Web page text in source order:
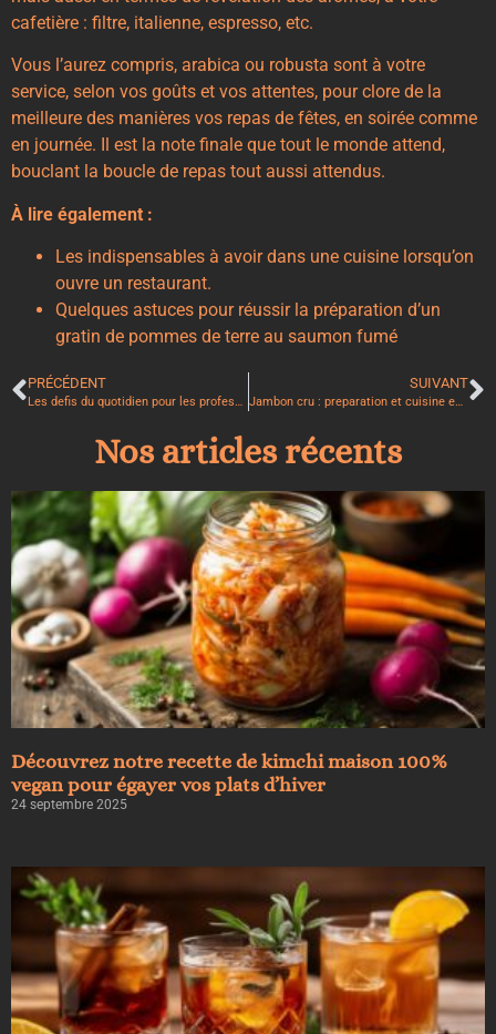
cafetière : filtre, italienne, espresso, etc.
Vous l’aurez compris, arabica ou robusta sont à votre
service, selon vos goûts et vos attentes, pour clore de la
meilleure des manières vos repas de fêtes, en soirée comme
en journée. Il est la note finale que tout le monde attend,
bouclant la boucle de repas tout aussi attendus.
À lire également :
Les indispensables à avoir dans une cuisine lorsqu’on
ouvre un restaurant.
Quelques astuces pour réussir la préparation d’un
gratin de pommes de terre au saumon fumé
PRÉCÉDENT
Les defis du quotidien pour les professionnels de la restauration
SUIVANT
Jambon cru : preparation et cuisine en toute simplicite
Nos articles récents
Découvrez notre recette de kimchi maison 100%
vegan pour égayer vos plats d’hiver
24 septembre 2025